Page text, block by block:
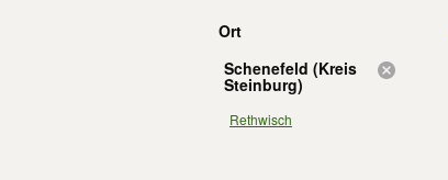
Ort
Schenefeld (Kreis
Steinburg)
Rethwisch